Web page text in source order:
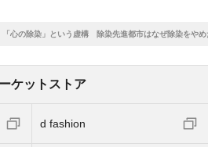
「心の除染」という虚構 除染先進都市はなぜ除染をやめ
ケットストア
d fashion